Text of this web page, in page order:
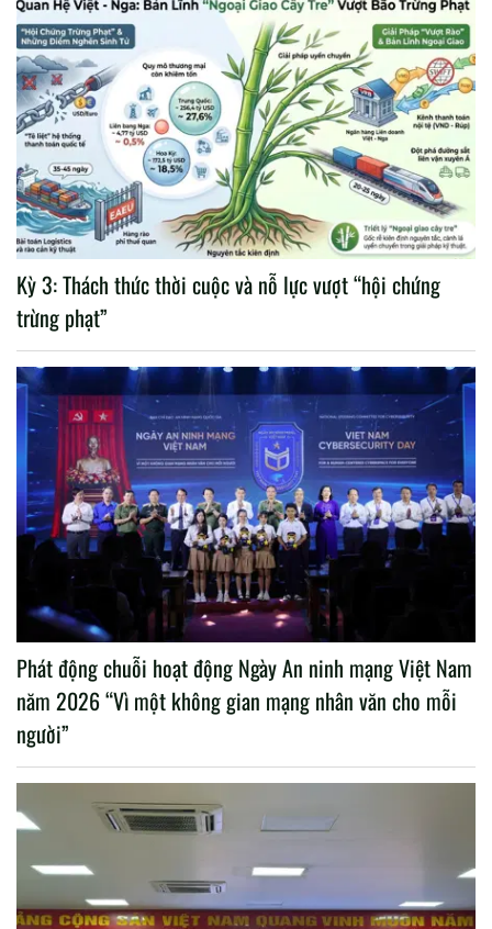
Kỳ 3: Thách thức thời cuộc và nỗ lực vượt “hội chứng
trừng phạt”
Phát động chuỗi hoạt động Ngày An ninh mạng Việt Nam
năm 2026 “Vì một không gian mạng nhân văn cho mỗi
người”